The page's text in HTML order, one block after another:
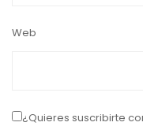
Web
¿Quieres suscribirte